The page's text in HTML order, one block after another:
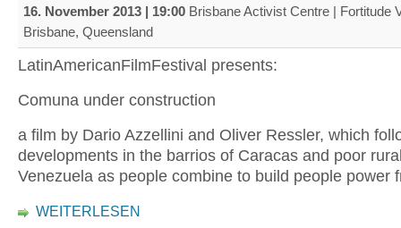
16. November 2013 | 19:00 Brisbane Activist Centre | Fortitude
Brisbane, Queensland
LatinAmericanFilmFestival presents:
Comuna under construction
a film by Dario Azzellini and Oliver Ressler, which
developments in the barrios of Caracas and poor
Venezuela as people combine to build people power
WEITERLESEN